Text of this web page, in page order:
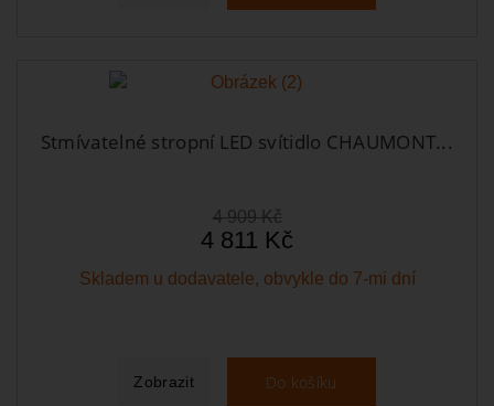
Stmívatelné stropní LED svítidlo CHAUMONT...
4 909 Kč
4 811 Kč
Skladem u dodavatele, obvykle do 7-mi dní
Zobrazit Do košíku